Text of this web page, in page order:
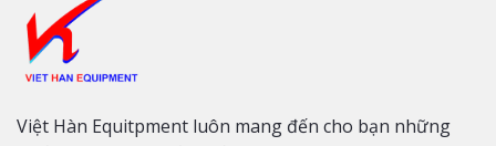
Việt Hàn Equitpment luôn mang đến cho bạn những